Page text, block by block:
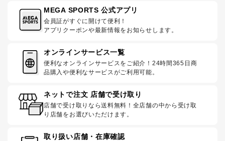
MEGA SPORTS 公式アプリ
会員証がすぐに開けて便利！
アプリクーポンや最新情報をお知らせします。
オンラインサービス一覧
便利なオンラインサービスをご紹介！24時間365日商
品購入や便利なサービスがご利用可能。
ネットで注文 店舗で受け取り
店舗で受け取りなら送料無料！全店舗の中から受け取
り店舗をお選びいただけます。
取り扱い店舗・在庫確認